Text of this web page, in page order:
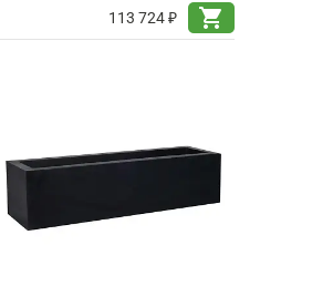
113 724 ₽
shopping_cart